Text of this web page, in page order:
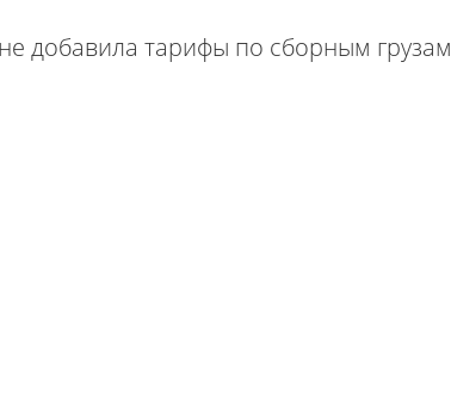
добавила тарифы по сборным грузам